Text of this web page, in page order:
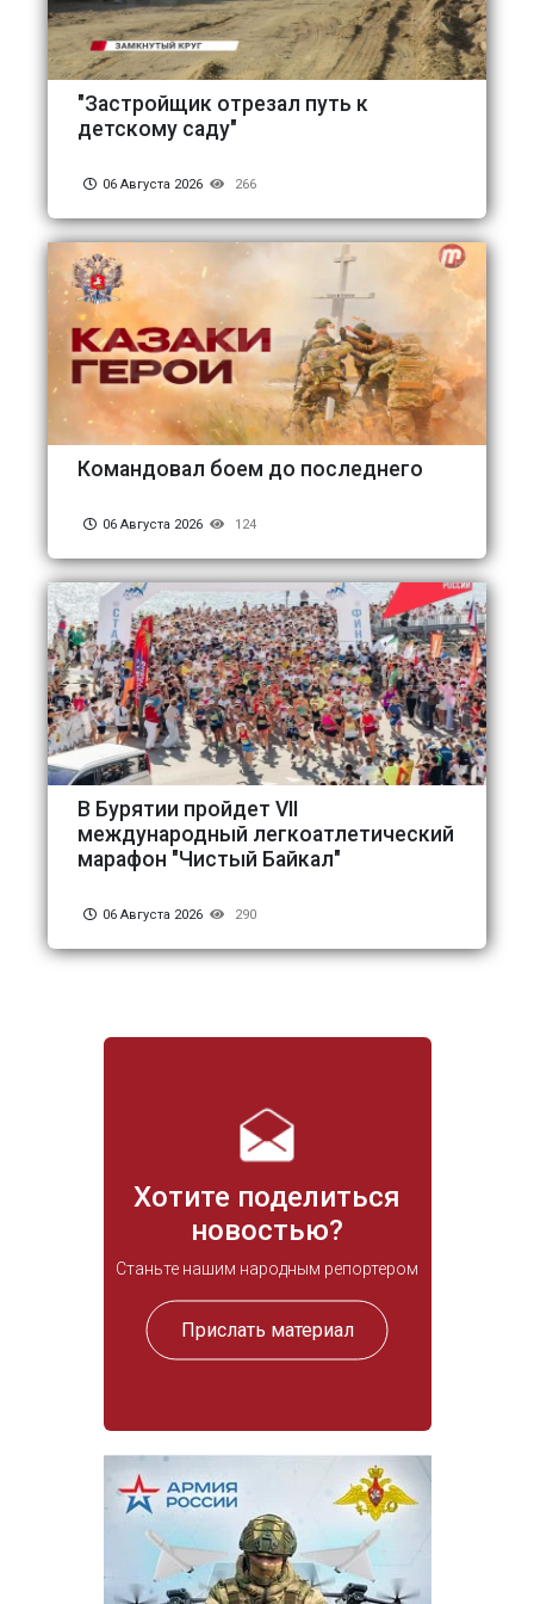
Хотите поделиться
новостью?
Станьте нашим народным репортером
Прислать материал
"Застройщик отрезал путь к
детскому саду"
06 Августа 2026 266
Командовал боем до последнего
06 Августа 2026 124
В Бурятии пройдет VII
международный легкоатлетический
марафон "Чистый Байкал"
06 Августа 2026 290